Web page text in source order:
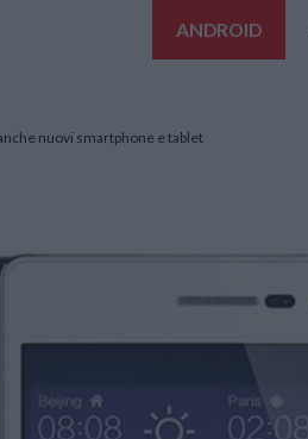
ANDROID
nuovi smartphone e tablet